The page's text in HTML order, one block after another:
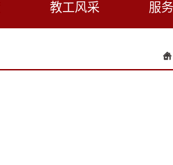
教工风采 服